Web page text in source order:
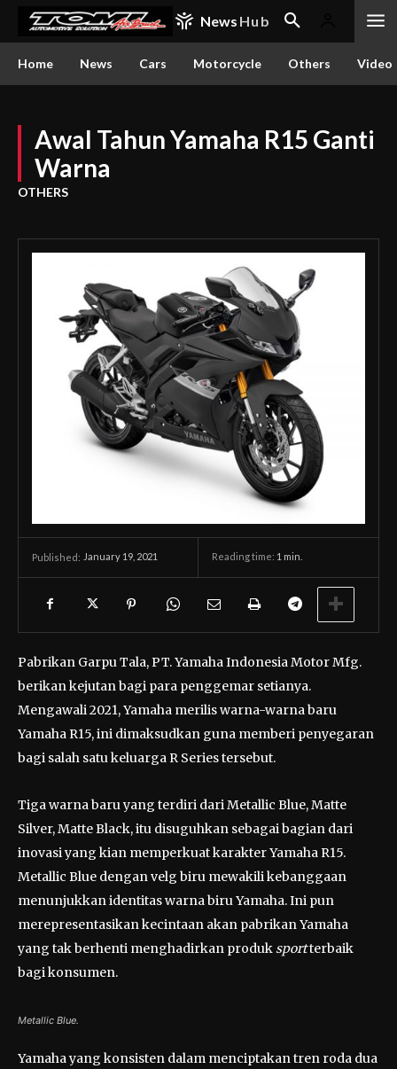
News Hub
Home News Cars Motorcycle Others Video
Awal Tahun Yamaha R15 Ganti
Warna
OTHERS
Published: January 19, 2021 Reading time: 1 min.
Pabrikan Garpu Tala, PT. Yamaha Indonesia Motor Mfg.
berikan kejutan bagi para penggemar setianya.
Mengawali 2021, Yamaha merilis warna-warna baru
Yamaha R15, ini dimaksudkan guna memberi penyegaran
bagi salah satu keluarga R Series tersebut.
Tiga warna baru yang terdiri dari Metallic Blue, Matte
Silver, Matte Black, itu disuguhkan sebagai bagian dari
inovasi yang kian memperkuat karakter Yamaha R15.
Metallic Blue dengan velg biru mewakili kebanggaan
menunjukkan identitas warna biru Yamaha. Ini pun
merepresentasikan kecintaan akan pabrikan Yamaha
yang tak berhenti menghadirkan produk sportterbaik
bagi konsumen.
Metallic Blue.
Yamaha yang konsisten dalam menciptakan tren roda dua